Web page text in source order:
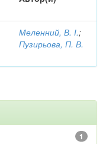
Меленний, В. І.;
Пузирьова, П. В.
1